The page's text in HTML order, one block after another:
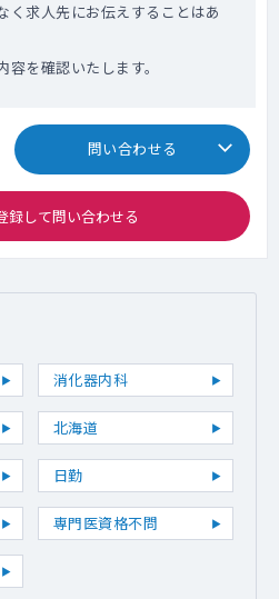
く求人先にお伝えすることはあ
を確認いたします。
問い合わせる
録して問い合わせる
消化器内科
北海道
日勤
専門医資格不問